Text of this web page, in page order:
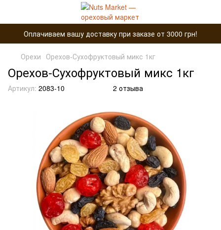
Оплачиваем вашу доставку при заказе от 3000 грн!
Орехи Орехов-Сухофруктовый микс 1кг
Орехов-Сухофруктовый микс 1кг
Артикул: 2083-10 2 отзыва